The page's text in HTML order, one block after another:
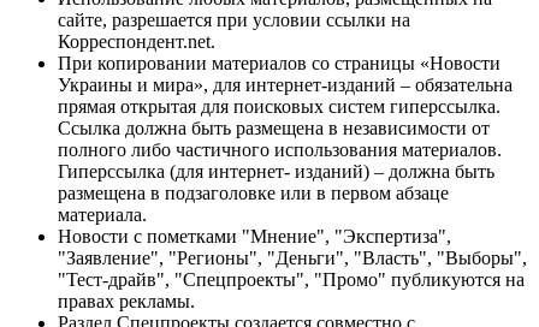
сайте, разрешается при условии ссылки на
Корреспондент.net.
При копировании материалов со страницы «Новости
Украины и мира», для интернет-изданий – обязательна
прямая открытая для поисковых систем гиперссылка.
Ссылка должна быть размещена в независимости от
полного либо частичного использования материалов.
Гиперссылка (для интернет- изданий) – должна быть
размещена в подзаголовке или в первом абзаце
материала.
Новости с пометками "Мнение", "Экспертиза",
"Заявление", "Регионы", "Деньги", "Власть", "Выборы",
"Тест-драйв", "Спецпроекты", "Промо" публикуются на
правах рекламы.
Раздел Спецпроекты создается совместно с